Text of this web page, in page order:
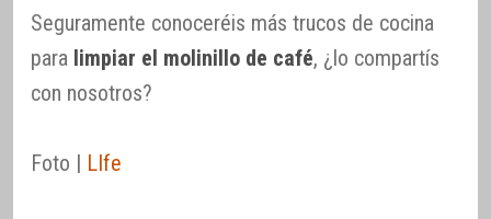
Seguramente conoceréis más trucos de cocina
para limpiar el molinillo de café, ¿lo compartís
con nosotros?
Foto | LIfe